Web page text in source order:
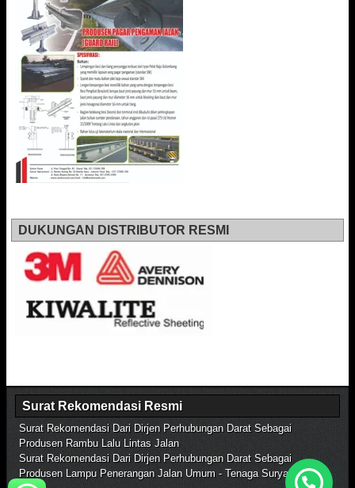
DUKUNGAN DISTRIBUTOR RESMI
Surat Rekomendasi Resmi
Surat Rekomendasi Dari Dirjen Perhubungan Darat Sebagai
Produsen Rambu Lalu Lintas Jalan
Surat Rekomendasi Dari Dirjen Perhubungan Darat Sebagai
Produsen Lampu Penerangan Jalan Umum - Tenaga Surya